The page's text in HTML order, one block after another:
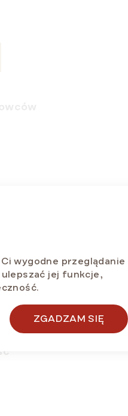
wygodne przeglądanie
jej funkcje,
ZGADZAM SIĘ
barwników